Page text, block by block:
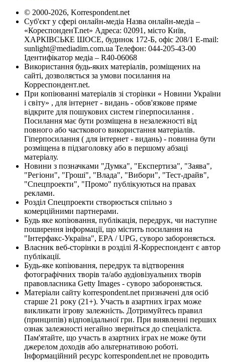
© 2000-2026, Korrespondent.net
Суб'єкт у сфері онлайн-медіа Назва онлайн-медіа –
«КореспонденТ.net» Адреса: 02091, місто Київ,
ХАРКІВСЬКЕ ШОСЕ, будинок 172-Б, офіс 208/1 E-mail:
sunlight@mediadim.com.ua Телефон: 044-205-43-00
Ідентифікатор медіа – R40-06068
Використання будь-яких матеріалів, розміщених на
сайті, дозволяється за умови посилання на
Корреспондент.net.
При копіюванні матеріалів зі сторінки « Новини України
і світу» , для інтернет - видань - обов'язкове пряме
відкрите для пошукових систем гіперпосилання .
Посилання має бути розміщена в незалежності від
повного або часткового використання матеріалів.
Гіперпосилання ( для інтернет - видань) - повинна бути
розміщена в підзаголовку або в першому абзаці
матеріалу.
Новини з позначками "Думка", "Експертиза", "Заява",
"Регіони", "Гроші", "Влада", "Вибори", "Тест-драйв",
"Спецпроекти", "Промо" публікуються на правах
реклами.
Розділ Спецпроекти створюється спільно з
комерційними партнерами.
Будь яке копіювання, публікація, передрук, чи наступне
поширення інформації, що містить посилання на
"Інтерфакс-Україна", EPA / UPG, суворо забороняється.
Власник веб-сторінки в розділі Я-Корреспондент є автор
публікації.
Будь-яке копіювання, передрук та відтворення
фотографічних творів та/або аудіовізуальних творів
правовласника Getty Images - суворо забороняється.
Матеріали сайту korrespondent.net призначені для осіб
старше 21 року (21+). Участь в азартних іграх може
викликати ігрову залежність. Дотримуйтесь правил
(принципів) відповідальної гри. При виявленні перших
ознак залежності негайно зверніться до спеціаліста.
Пам'ятайте, що участь в азартних іграх не може бути
джерелом доходів або альтернативою роботі.
Інформаційний ресурс korrespondent.net не проводить